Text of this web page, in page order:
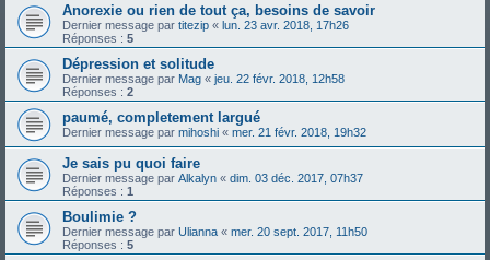
Anorexie ou rien de tout ça, besoins de savoir
Dernier message par titezip « lun. 23 avr. 2018, 17h26
Réponses : 5
Dépression et solitude
Dernier message par Mag « jeu. 22 févr. 2018, 12h58
Réponses : 2
paumé, completement largué
Dernier message par mihoshi « mer. 21 févr. 2018, 19h32
Je sais pu quoi faire
Dernier message par Alkalyn « dim. 03 déc. 2017, 07h37
Réponses : 1
Boulimie ?
Dernier message par Ulianna « mer. 20 sept. 2017, 11h50
Réponses : 5